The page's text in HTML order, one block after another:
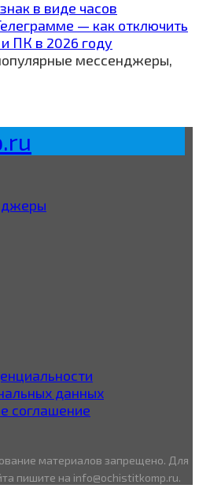
— как отключить
ПК в 2026 году
мессенджеры,
данных
соглашение
материалов запрещено. Для
пишите на info@ochistitkomp.ru.